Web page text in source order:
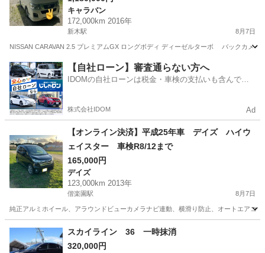
キャラバン
172,000km 2016年
新木駅 8月7日
NISSAN CARAVAN 2.5 プレミアムGX ロングボディ ディーゼルターボ バックカメラ
茨城 取手市 新木駅 キャラバン 100万
【自社ローン】審査通らない方へ
IDOMの自社ローンは税金・車検の支払いも含んでい
株式会社IDOM Ad
【オンライン決済】平成25年車 デイズ ハイウ
ェイスター 車検R8/12まで
165,000円
デイズ
123,000km 2013年
偕楽園駅 8月7日
純正アルミホイール、アラウンドビューカメラナビ連動、横滑り防止、オートエアコ
茨城 水戸市 偕楽園駅
スカイライン 36 一時抹消
320,000円